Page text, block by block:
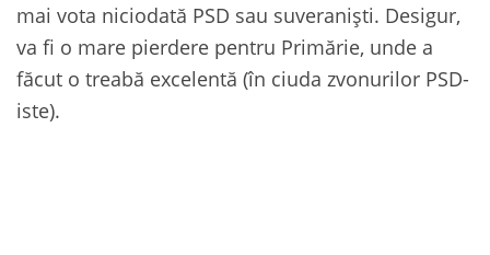
mai vota niciodată PSD sau suveraniști. Desigur,
va fi o mare pierdere pentru Primărie, unde a
făcut o treabă excelentă (în ciuda zvonurilor PSD-
iste).